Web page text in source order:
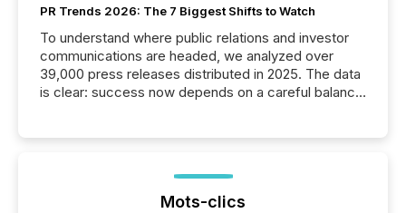
PR Trends 2026: The 7 Biggest Shifts to Watch
To understand where public relations and investor
communications are headed, we analyzed over
39,000 press releases distributed in 2025. The data
is clear: success now depends on a careful balance
ground their answers. We have entered a “ zero-
click ” reality, where Generative AI systems...
Mots-clics